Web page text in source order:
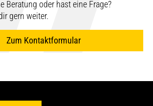
Beratung oder hast eine Frage?
gern weiter.
Zum Kontaktformular